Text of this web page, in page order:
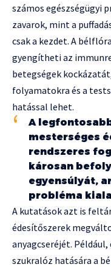
számos egészségügyi
zavarok, mint a
csak a kezdet. A
gyengítheti az
betegségek
folyamatokra és a
hatással lehet.
A
mesterséges
rendszeres
károsan
egyensúlyát,
probléma
A kutatások azt is
édesítőszerek
anyagcseréjét.
szukralóz hatására a